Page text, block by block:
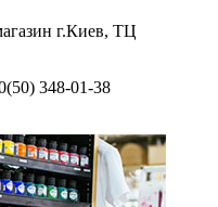
г.Киев, ТЦ
348-01-38